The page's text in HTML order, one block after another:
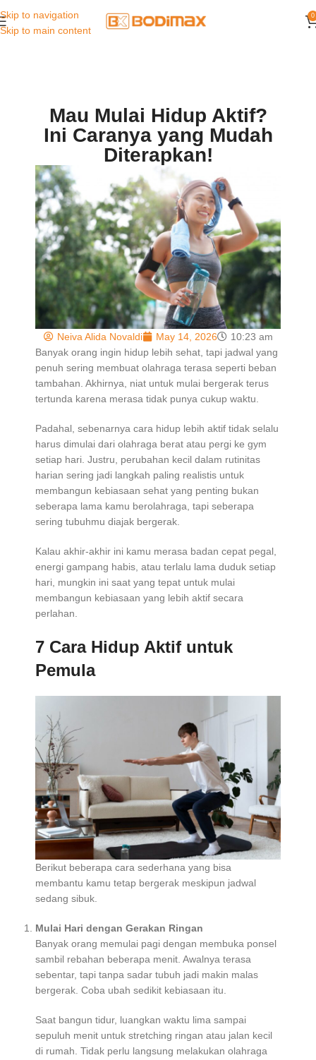
Skip to navigation
Skip to main content
0
Mau Mulai Hidup Aktif?
Ini Caranya yang Mudah
Diterapkan!
Neiva Alida Novaldi May 14, 2026
10:23 am
Banyak orang ingin hidup lebih sehat, tapi jadwal yang
penuh sering membuat olahraga terasa seperti beban
tambahan. Akhirnya, niat untuk mulai bergerak terus
tertunda karena merasa tidak punya cukup waktu.
Padahal, sebenarnya cara hidup lebih aktif tidak selalu
harus dimulai dari olahraga berat atau pergi ke gym
setiap hari. Justru, perubahan kecil dalam rutinitas
harian sering jadi langkah paling realistis untuk
membangun kebiasaan sehat yang penting bukan
seberapa lama kamu berolahraga, tapi seberapa
sering tubuhmu diajak bergerak.
Kalau akhir-akhir ini kamu merasa badan cepat pegal,
energi gampang habis, atau terlalu lama duduk setiap
hari, mungkin ini saat yang tepat untuk mulai
membangun kebiasaan yang lebih aktif secara
perlahan.
7 Cara Hidup Aktif untuk
Pemula
Berikut beberapa cara sederhana yang bisa
membantu kamu tetap bergerak meskipun jadwal
sedang sibuk.
Mulai Hari dengan Gerakan Ringan
Banyak orang memulai pagi dengan membuka ponsel
sambil rebahan beberapa menit. Awalnya terasa
sebentar, tapi tanpa sadar tubuh jadi makin malas
bergerak. Coba ubah sedikit kebiasaan itu.
Saat bangun tidur, luangkan waktu lima sampai
sepuluh menit untuk stretching ringan atau jalan kecil
di rumah. Tidak perlu langsung melakukan olahraga